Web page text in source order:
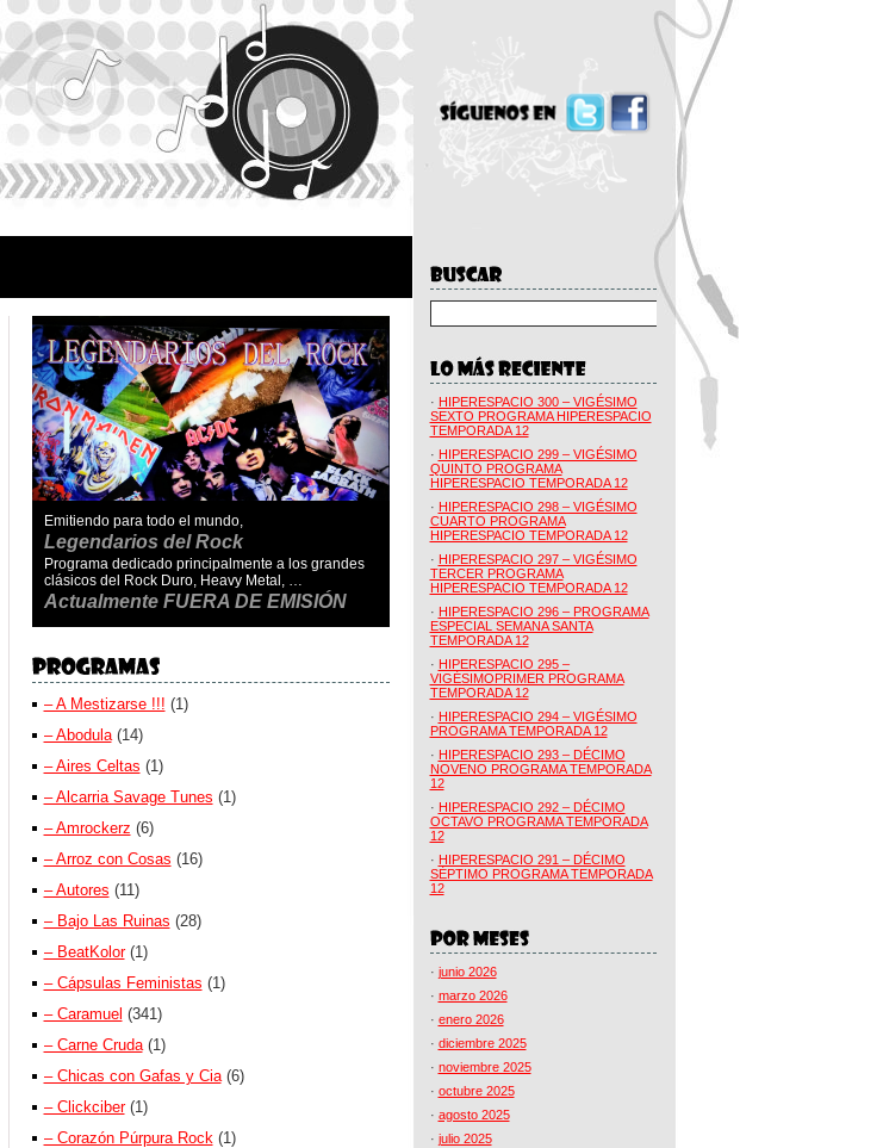
Emitiendo para todo el mundo,
Legendarios del Rock
Programa dedicado principalmente a los grandes
clásicos del Rock Duro, Heavy Metal, …
Actualmente FUERA DE EMISIÓN
– A Mestizarse !!! (1)
– Abodula(14)
– Aires Celtas (1)
– Alcarria Savage Tunes (1)
– Amrockerz (6)
– Arroz con Cosas (16)
– Autores (11)
– Bajo Las Ruinas (28)
– BeatKolor(1)
– Cápsulas Feministas (1)
– Caramuel (341)
– Carne Cruda(1)
– Chicas con Gafas y Cia(6)
– Clickciber(1)
– Corazón Púrpura Rock (1)
· HIPERESPACIO 300 – VIGÉSIMO
SEXTO PROGRAMA HIPERESPACIO
TEMPORADA 12
· HIPERESPACIO 299 – VIGÉSIMO
QUINTO PROGRAMA
HIPERESPACIO TEMPORADA 12
· HIPERESPACIO 298 – VIGÉSIMO
CUARTO PROGRAMA
HIPERESPACIO TEMPORADA 12
· HIPERESPACIO 297 – VIGÉSIMO
TERCER PROGRAMA
HIPERESPACIO TEMPORADA 12
· HIPERESPACIO 296 – PROGRAMA
ESPECIAL SEMANA SANTA
TEMPORADA 12
· HIPERESPACIO 295 –
VIGÉSIMOPRIMER PROGRAMA
TEMPORADA 12
· HIPERESPACIO 294 – VIGÉSIMO
PROGRAMA TEMPORADA 12
· HIPERESPACIO 293 – DÉCIMO
NOVENO PROGRAMA TEMPORADA
12
· HIPERESPACIO 292 – DÉCIMO
OCTAVO PROGRAMA TEMPORADA
12
· HIPERESPACIO 291 – DÉCIMO
SÉPTIMO PROGRAMA TEMPORADA
12
· junio 2026
· marzo 2026
· enero 2026
· diciembre 2025
· noviembre 2025
· octubre 2025
· agosto 2025
· julio 2025